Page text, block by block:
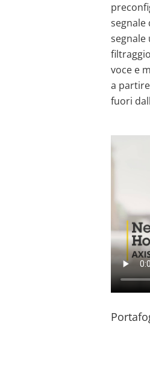
segnale
segnale
voce e
a
fuori